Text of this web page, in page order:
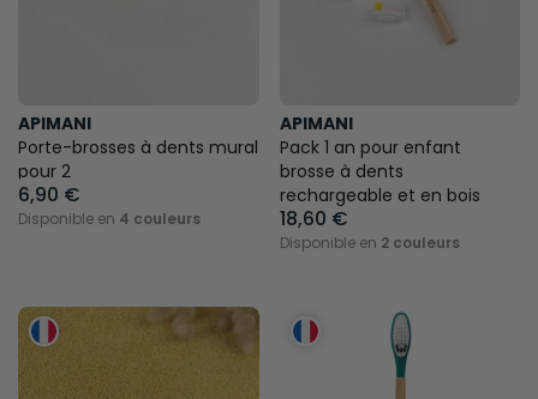
APIMANI
Porte-brosses à dents mural
pour 2
6,90 €
Disponible en 4 couleurs
APIMANI
Pack 1 an pour enfant
brosse à dents
rechargeable et en bois
18,60 €
Disponible en 2 couleurs